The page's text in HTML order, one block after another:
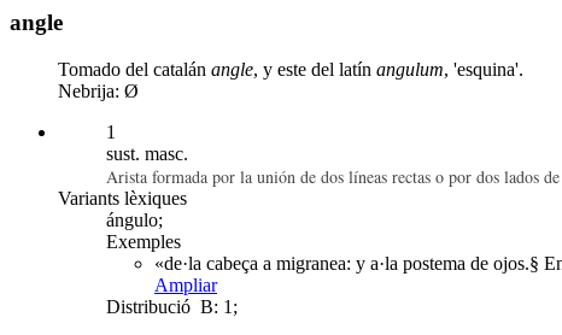
angle
Tomado del catalán angle, y este del latín angulum, 'esquina'.
Nebrija: Ø
1
sust. masc.
Arista formada por la unión de dos líneas rectas o por dos lados
Variants lèxiques
ángulo;
Exemples
«de·la cabeça a migranea: y a·la postema de
Ampliar
Distribució B: 1;